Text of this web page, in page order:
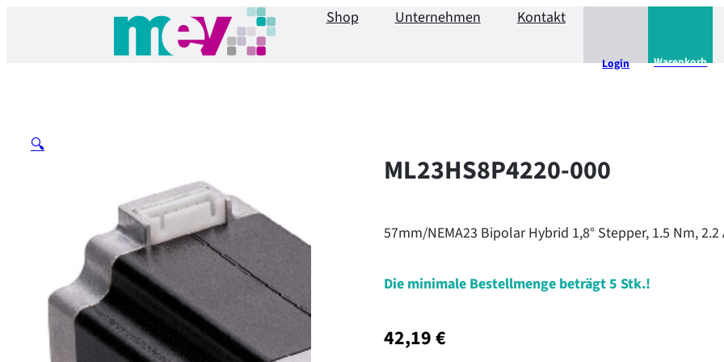
Shop Unternehmen Kontakt
Login Warenkorb
ML23HS8P4220-000
57mm/NEMA23 Bipolar Hybrid 1,8° Stepper, 1.5 Nm, 2.2
Die minimale Bestellmenge beträgt5 Stk.!
42,19€
🔍